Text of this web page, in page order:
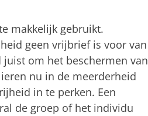
makkelijk gebruikt.
geen vrijbrief is voor van
om het beschermen van
nu in de meerderheid
in te perken. Een
de groep of het individu